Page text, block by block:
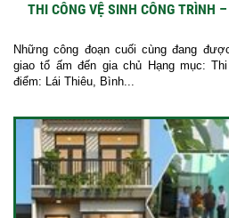
THI CÔNG VỆ SINH CÔNG TRÌNH
Những công đoạn cuối cùng đang
giao tổ ấm đến gia chủ Hạng mục:
điểm: Lái Thiêu, Bình...